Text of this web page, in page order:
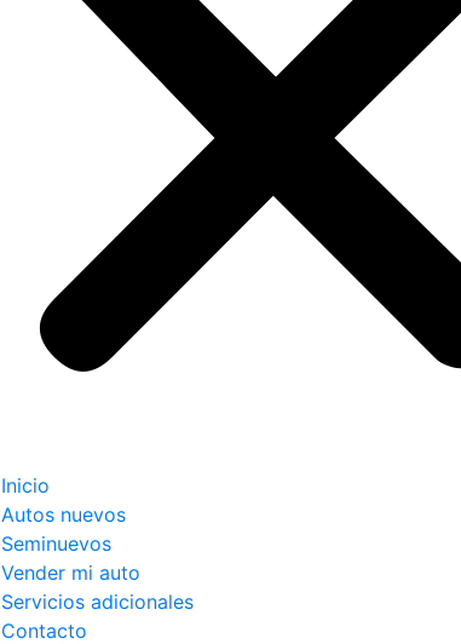
Inicio
Autos nuevos
Seminuevos
Vender mi auto
Servicios adicionales
Contacto